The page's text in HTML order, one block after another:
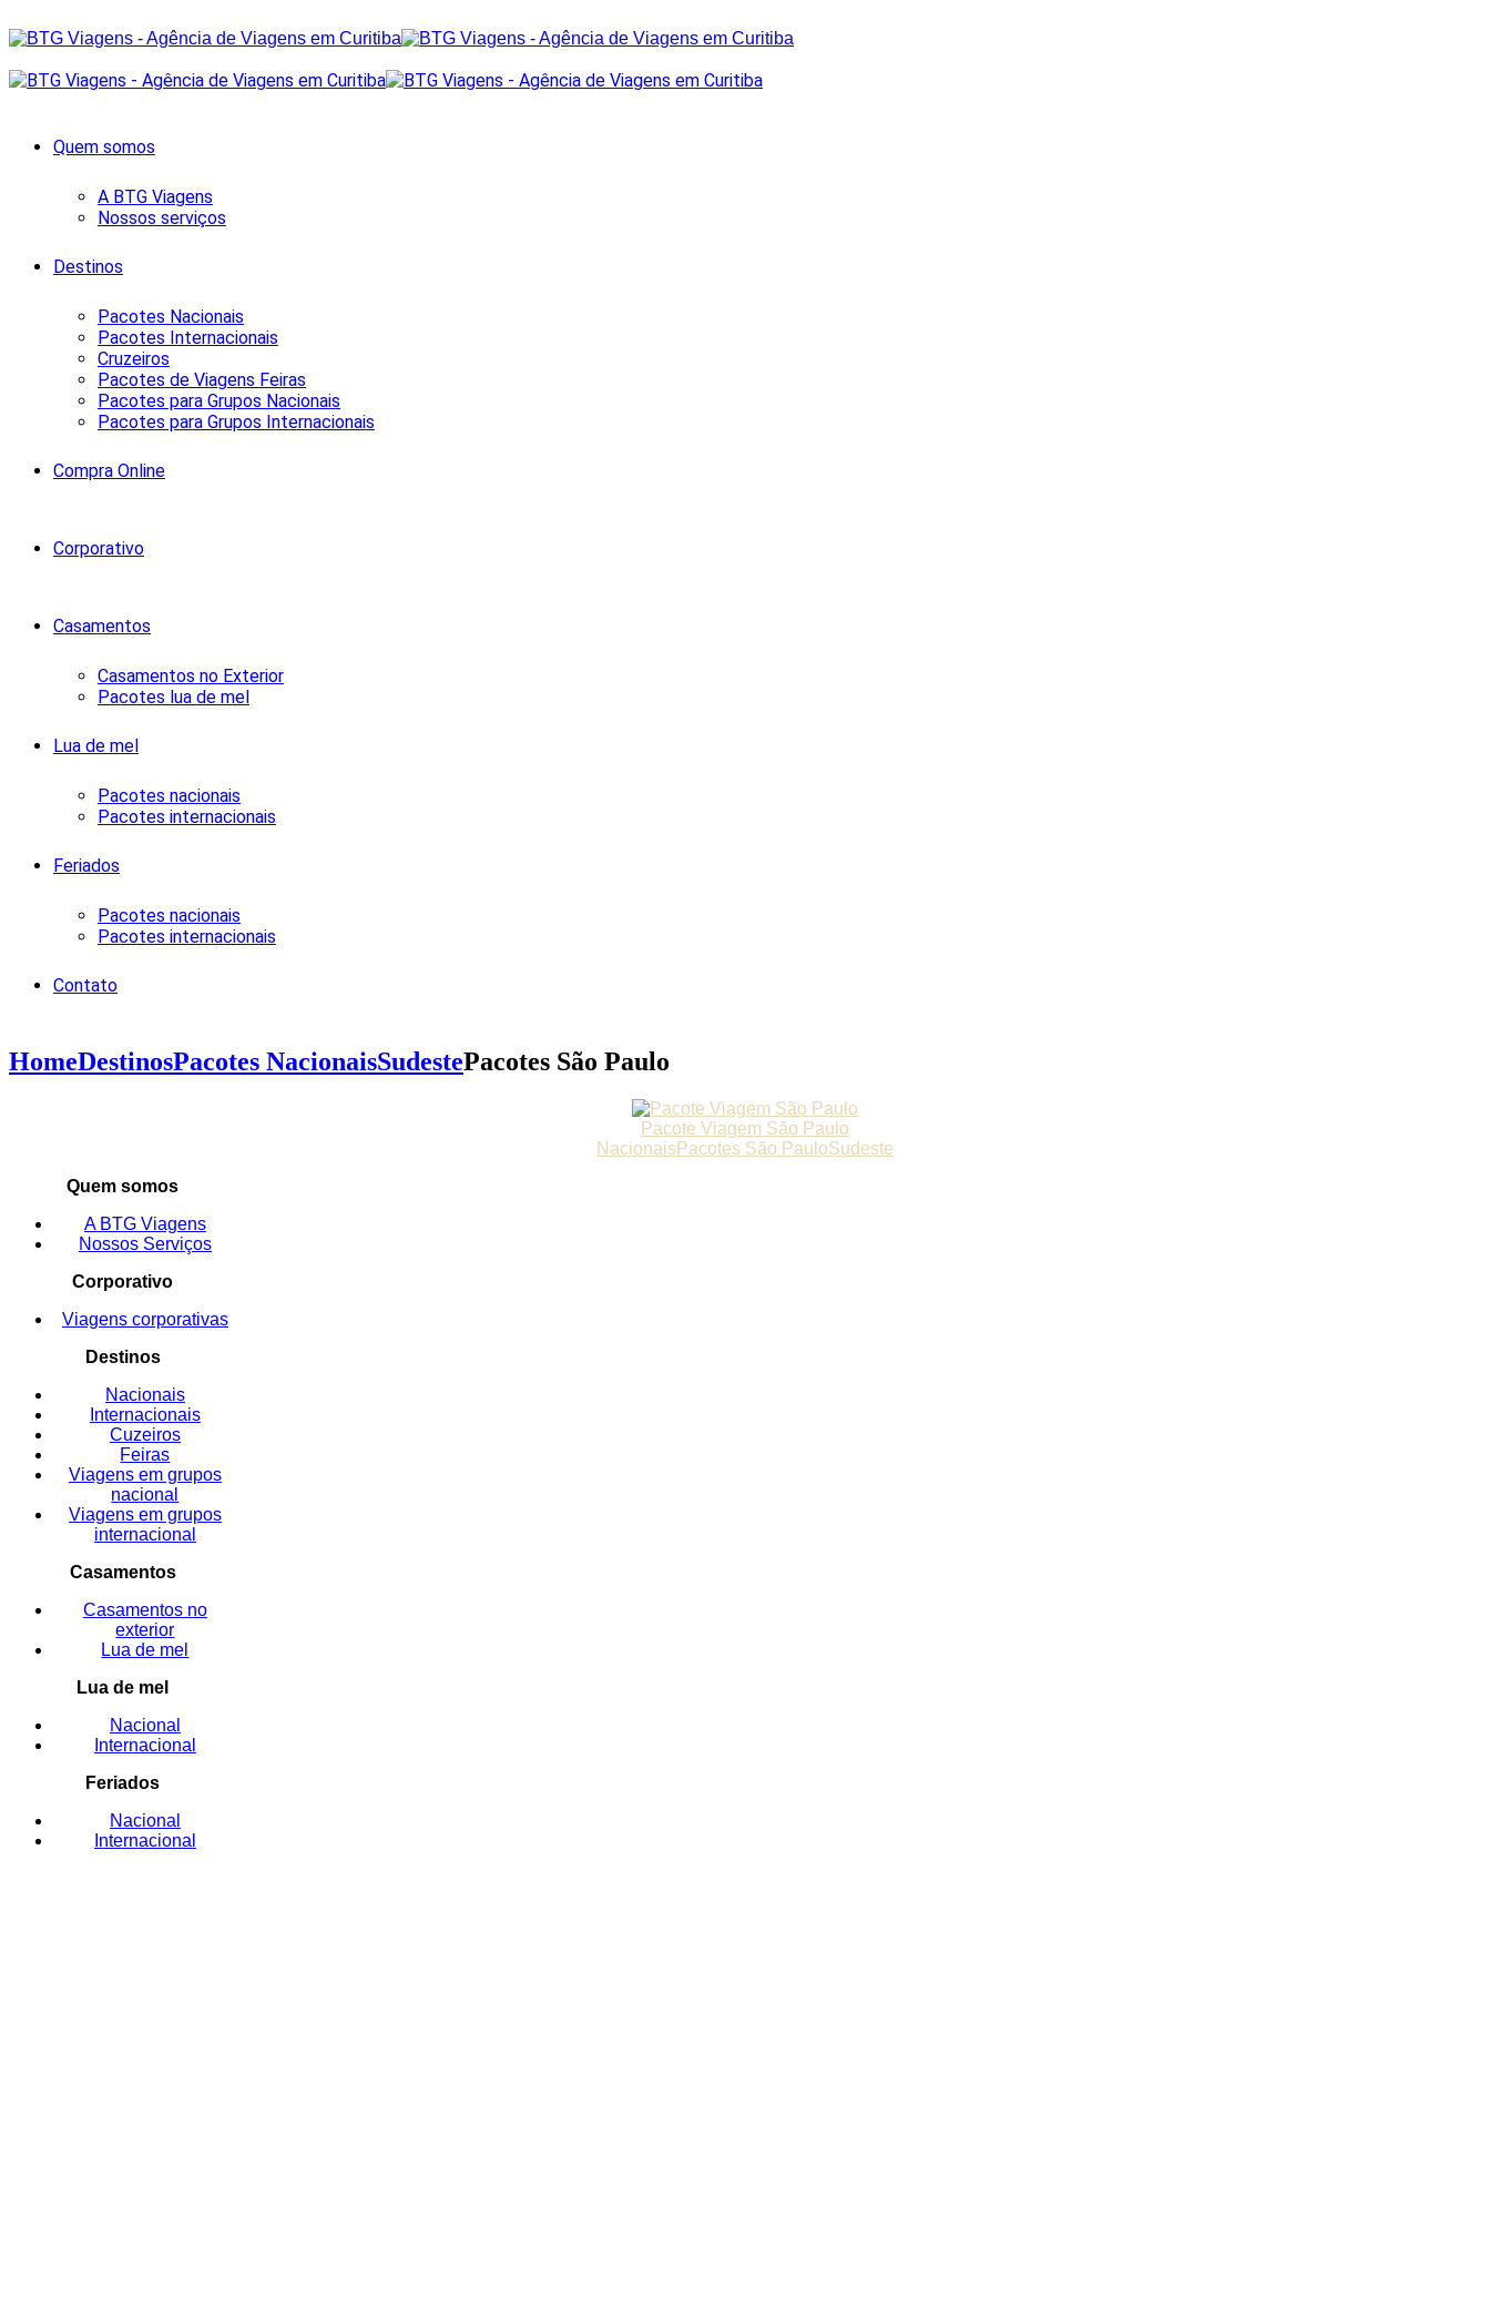
Quem somos
A BTG Viagens
Nossos serviços
Destinos
Pacotes Nacionais
Pacotes Internacionais
Cruzeiros
Pacotes de Viagens Feiras
Pacotes para Grupos Nacionais
Pacotes para Grupos Internacionais
Compra Online
Corporativo
Casamentos
Casamentos no Exterior
Pacotes lua de mel
Lua de mel
Pacotes nacionais
Pacotes internacionais
Feriados
Pacotes nacionais
Pacotes internacionais
Contato
HomeDestinosPacotes NacionaisSudestePacotes São Paulo
Pacote Viagem São Paulo
NacionaisPacotes São PauloSudeste
Quem somos
A BTG Viagens
Nossos Serviços
Corporativo
Viagens corporativas
Destinos
Nacionais
Internacionais
Cuzeiros
Feiras
Viagens em grupos
nacional
Viagens em grupos
internacional
Casamentos
Casamentos no
exterior
Lua de mel
Lua de mel
Nacional
Internacional
Feriados
Nacional
Internacional